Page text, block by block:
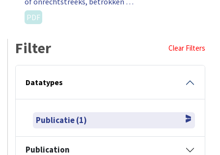
PDF
Filter Clear Filters
Datatypes
Publicatie (1)
Publication